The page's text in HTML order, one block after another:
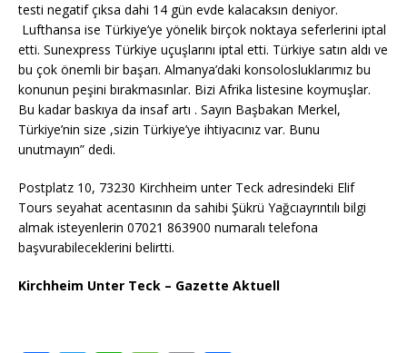
testi negatif çıksa dahi 14 gün evde kalacaksın deniyor.
Lufthansa ise Türkiye’ye yönelik birçok noktaya seferlerini iptal
etti. Sunexpress Türkiye uçuşlarını iptal etti. Türkiye satın aldı ve
bu çok önemli bir başarı. Almanya’daki konsolosluklarımız bu
konunun peşini bırakmasınlar. Bizi Afrika listesine koymuşlar.
Bu kadar baskıya da insaf artı . Sayın Başbakan Merkel,
Türkiye’nin size ,sizin Türkiye’ye ihtiyacınız var. Bunu
unutmayın” dedi.
Postplatz 10, 73230 Kirchheim unter Teck adresindeki Elif
Tours seyahat acentasının da sahibi Şükrü Yağcıayrıntılı bilgi
almak isteyenlerin 07021 863900 numaralı telefona
başvurabileceklerini belirtti.
Kirchheim Unter Teck – Gazette Aktuell